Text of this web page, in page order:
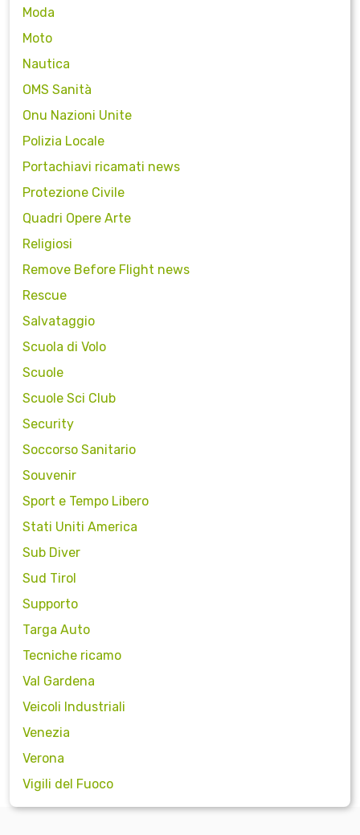
Moda
Moto
Nautica
OMS Sanità
Onu Nazioni Unite
Polizia Locale
Portachiavi ricamati news
Protezione Civile
Quadri Opere Arte
Religiosi
Remove Before Flight news
Rescue
Salvataggio
Scuola di Volo
Scuole
Scuole Sci Club
Security
Soccorso Sanitario
Souvenir
Sport e Tempo Libero
Stati Uniti America
Sub Diver
Sud Tirol
Supporto
Targa Auto
Tecniche ricamo
Val Gardena
Veicoli Industriali
Venezia
Verona
Vigili del Fuoco